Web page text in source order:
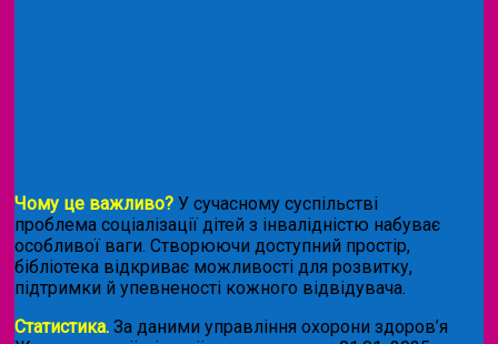
Чому це важливо? У сучасному суспільстві
проблема соціалізації дітей з інвалідністю набуває
особливої ваги. Створюючи доступний простір,
бібліотека відкриває можливості для розвитку,
підтримки й упевненості кожного відвідувача.
Статистика. За даними управління охорони здоров’я